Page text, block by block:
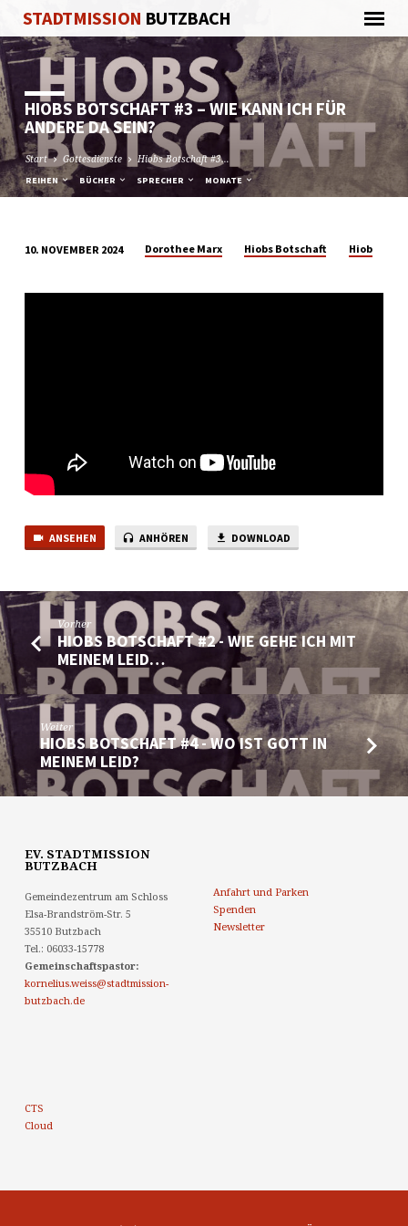
STADTMISSION BUTZBACH
HIOBS BOTSCHAFT #3 – WIE KANN ICH FÜR
ANDERE DA SEIN?
Start Gottesdienste Hiobs Botschaft #3…
REIHEN BÜCHER SPRECHER MONATE
BOTSCHAFT
DA
SEIN?
10. NOVEMBER 2024 Dorothee Marx Hiobs Botschaft Hiob
ANSEHEN ANHÖREN DOWNLOAD
Vorher
HIOBS BOTSCHAFT #2 - WIE GEHE ICH MIT
MEINEM LEID…
Weiter
HIOBS BOTSCHAFT #4 - WO IST GOTT IN
MEINEM LEID?
EV. STADTMISSION
BUTZBACH
Gemeindezentrum am Schloss
Elsa-Brandström-Str. 5
35510 Butzbach
Tel.: 06033-15778
Gemeinschaftspastor:
kornelius.weiss@stadtmission-
butzbach.de
Anfahrt und Parken
Spenden
Newsletter
CTS
Cloud